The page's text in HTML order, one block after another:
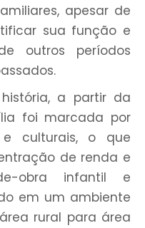
apesar de
sua função e
outros períodos
a partir da
foi marcada por
e culturais, o que
de renda e
obra infantil e
em um ambiente
rural para área